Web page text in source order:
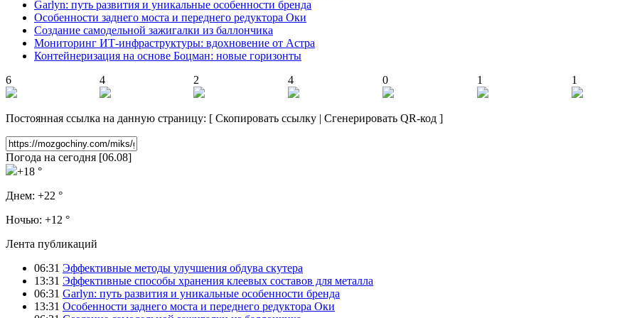
Garlyn: путь развития и уникальные особенности бренда
Особенности заднего моста и переднего редуктора Оки
Создание самодельной зажигалки из баллончика
Мониторинг ИТ-инфраструктуры: вдохновение от Астра
Контейнеризация на основе Боцман: новые горизонты
6
4 2 4 0 1 1
Постоянная ссылка на данную страницу: [ Скопировать ссылку | Сгенерировать QR-код ]
Погода на сегодня [06.08]
+18 °
Днем: +22 °
Ночью: +12 °
Лента публикаций
06:31 Эффективные методы улучшения обдува скутера
13:31 Эффективные способы хранения клеевых составов для металла
06:31 Garlyn: путь развития и уникальные особенности бренда
13:31 Особенности заднего моста и переднего редуктора Оки